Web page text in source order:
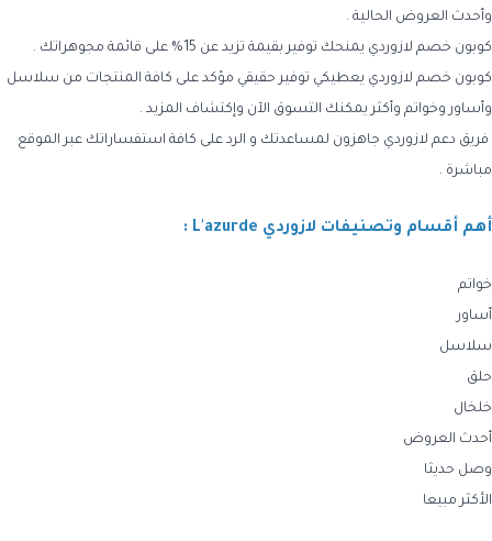
وأحدث العروض الحالية .
كوبون خصم لازوردي يمنحك توفير بقيمة تزيد عن 15% على قائمة مجوهراتك
.
كوبون خصم لازوردي يعطيكي توفير حقيقي مؤكد على كافة المنتجات من سلاسل
وأساور وخواتم وأكثر يمكنك التسوق الآن وإكتشاف المزيد .
فريق دعم لازوردي جاهزون لمساعدتك و الرد على كافة استفساراتك عبر الموقع
مباشرة .
أهم أقسام وتصنيفات لازوردي L'azurde :
خواتم
أساور
سلاسل
حلق
خلخال
أحدث العروض
وصل حديثا
الأكثر مبيعا